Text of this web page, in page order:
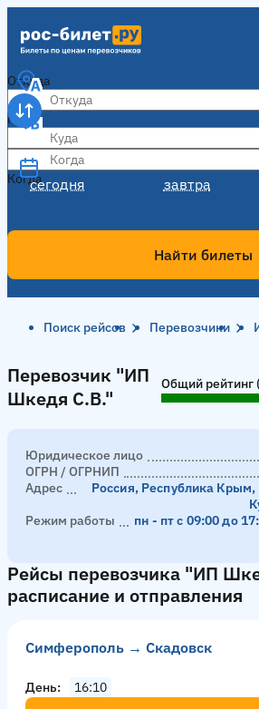
Откуда
Куда
Когда
сегодня завтра
Когда
Найти билеты
Поиск рейсов Перевозчики
Перевозчик "ИП Шкедя С.В."
Перевозчик "ИП
Шкедя С.В."
Общий рейтинг
Юридическое лицо
ОГРН / ОГРНИП
Адрес
Россия, Республика
Режим работы
пн - пт с 09:00 до
Рейсы перевозчика "ИП
расписание и отправления
Симферополь → Скадовск
День
16:10